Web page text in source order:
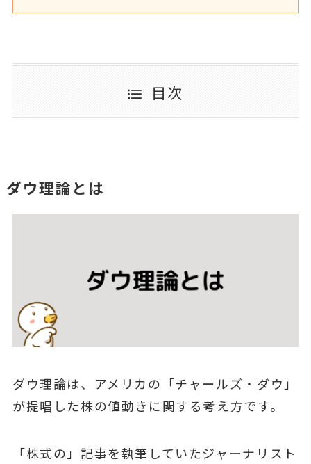
目次
ダウ理論とは
ダウ理論は、アメリカの「チャールズ・ダウ」
が提唱した株の値動きに関する考え⽅です。
「株式の」記事を執筆していたジャーナリスト